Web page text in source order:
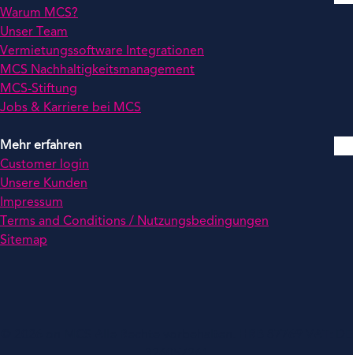
Warum MCS?
Unser Team
Vermietungssoftware Integrationen
MCS Nachhaltigkeitsmanagement
MCS-Stiftung
Jobs & Karriere bei MCS
Mehr erfahren
Customer login
Unsere Kunden
Impressum
Terms and Conditions / Nutzungsbedingungen
Sitemap